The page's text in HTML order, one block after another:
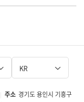
주소 경기도 용인시 기흥구
KR